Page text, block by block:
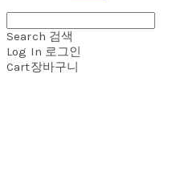
Search 검색
Log In 로그인
Cart장바구니